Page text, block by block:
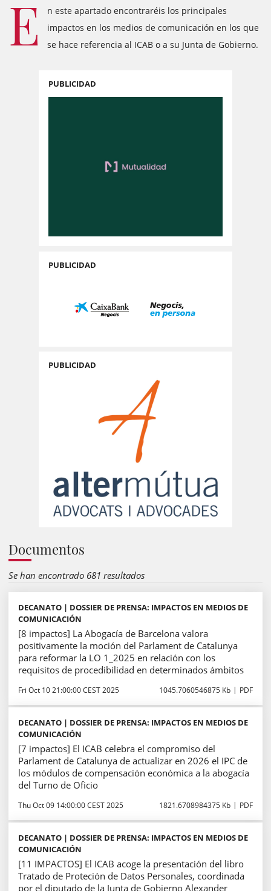
E
n este apartado encontraréis los principales
impactos en los medios de comunicación en los que
se hace referencia al ICAB o a su Junta de Gobierno.
PUBLICIDAD
PUBLICIDAD
PUBLICIDAD
Documentos
Se han encontrado 681 resultados
DECANATO | DOSSIER DE PRENSA: IMPACTOS EN MEDIOS DE
COMUNICACIÓN
[8 impactos] La Abogacía de Barcelona valora
positivamente la moción del Parlament de Catalunya
para reformar la LO 1_2025 en relación con los
requisitos de procedibilidad en determinados ámbitos
Fri Oct 10 21:00:00 CEST 2025 1045.7060546875 Kb PDF
DECANATO | DOSSIER DE PRENSA: IMPACTOS EN MEDIOS DE
COMUNICACIÓN
[7 impactos] El ICAB celebra el compromiso del
Parlament de Catalunya de actualizar en 2026 el IPC de
los módulos de compensación económica a la abogacía
del Turno de Oficio
Thu Oct 09 14:00:00 CEST 2025 1821.6708984375 Kb PDF
DECANATO | DOSSIER DE PRENSA: IMPACTOS EN MEDIOS DE
COMUNICACIÓN
[11 IMPACTOS] El ICAB acoge la presentación del libro
Tratado de Proteción de Datos Personales, coordinada
por el diputado de la Junta de Gobierno Alexander